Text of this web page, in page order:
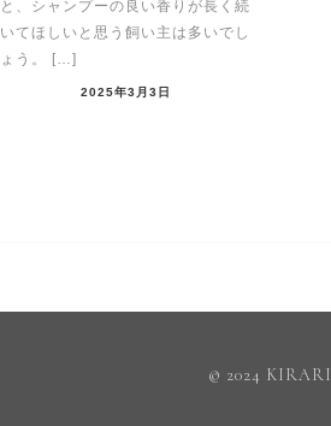
と、シャンプーの良い香りが長く続
いてほしいと思う飼い主は多いでし
ょう。 […]
2025年3月3日
© 2024 KIRARI